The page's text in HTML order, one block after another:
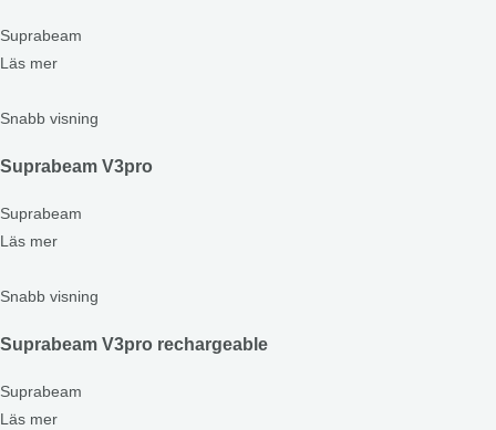
Suprabeam
Läs mer
Snabb visning
Suprabeam V3pro
Suprabeam
Läs mer
Snabb visning
Suprabeam V3pro rechargeable
Suprabeam
Läs mer